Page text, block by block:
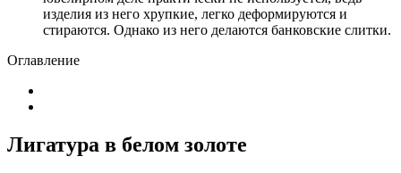
изделия из него хрупкие, легко деформируются и
стираются. Однако из него делаются банковские слитки.
Оглавление
Лигатура в белом золоте